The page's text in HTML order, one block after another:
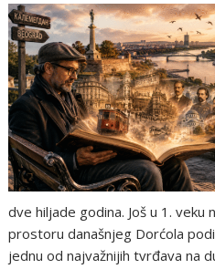
dve hiljade godina. Još u 1. veku
prostoru današnjeg Dorćola
jednu od najvažnijih tvrđava na